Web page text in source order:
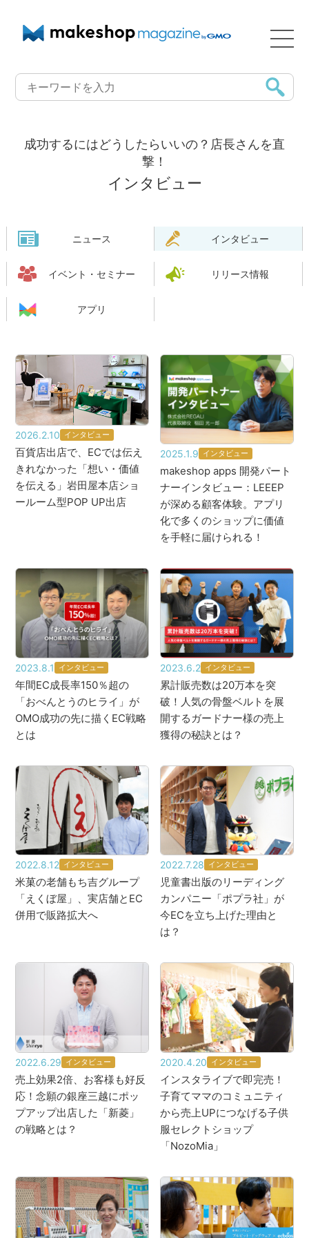
成功するにはどうしたらいいの？店長さんを直
撃！
インタビュー
ニュース インタビュー
イベント・セミナー リリース情報
アプリ
2026.2.10 インタビュー
百貨店出店で、ECでは伝え
きれなかった「想い・価値
を伝える」岩田屋本店ショ
ールーム型POP UP出店
2025.1.9 インタビュー
makeshop apps 開発パート
ナーインタビュー：LEEEP
が深める顧客体験。アプリ
化で多くのショップに価値
を手軽に届けられる！
2023.8.1 インタビュー
年間EC成長率150％超の
「おべんとうのヒライ」が
OMO成功の先に描くEC戦略
とは
2023.6.2 インタビュー
累計販売数は20万本を突
破！人気の骨盤ベルトを展
開するガードナー様の売上
獲得の秘訣とは？
2022.8.12 インタビュー
米菓の老舗もち吉グループ
「えくぼ屋」、実店舗とEC
併用で販路拡大へ
2022.7.28 インタビュー
児童書出版のリーディング
カンパニー「ポプラ社」が
今ECを立ち上げた理由と
は？
2022.6.29 インタビュー
売上効果2倍、お客様も好反
応！念願の銀座三越にポッ
プアップ出店した「新菱」
の戦略とは？
2020.4.20 インタビュー
インスタライブで即完売！
子育てママのコミュニティ
から売上UPにつなげる子供
服セレクトショップ
「NozoMia」